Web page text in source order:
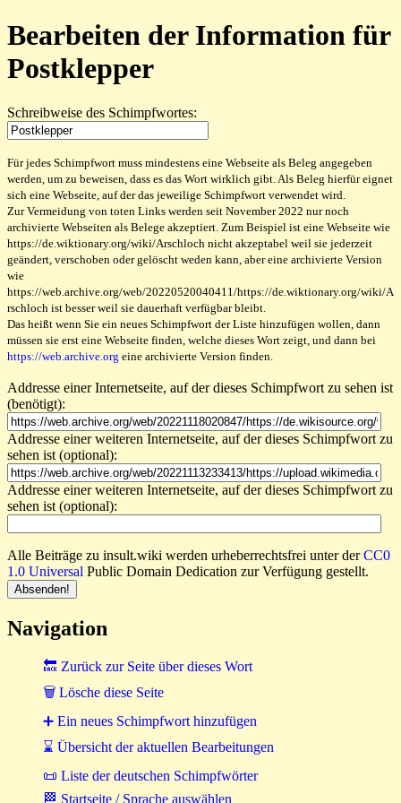
Bearbeiten der Information für
Postklepper
Schreibweise des Schimpfwortes:
Für jedes Schimpfwort muss mindestens eine Webseite als Beleg angegeben
werden, um zu beweisen, dass es das Wort wirklich gibt. Als Beleg hierfür eignet
sich eine Webseite, auf der das jeweilige Schimpfwort verwendet wird.
Zur Vermeidung von toten Links werden seit November 2022 nur noch
archivierte Webseiten als Belege akzeptiert. Zum Beispiel ist eine Webseite wie
https://de.wiktionary.org/wiki/Arschloch nicht akzeptabel weil sie jederzeit
geändert, verschoben oder gelöscht weden kann, aber eine archivierte Version
wie
https://web.archive.org/web/20220520040411/https://de.wiktionary.org/wiki/A
rschloch ist besser weil sie dauerhaft verfügbar bleibt.
Das heißt wenn Sie ein neues Schimpfwort der Liste hinzufügen wollen, dann
müssen sie erst eine Webseite finden, welche dieses Wort zeigt, und dann bei
https://web.archive.org eine archivierte Version finden.
Addresse einer Internetseite, auf der dieses Schimpfwort zu sehen ist
(benötigt):
Addresse einer weiteren Internetseite, auf der dieses Schimpfwort zu
sehen ist (optional):
Addresse einer weiteren Internetseite, auf der dieses Schimpfwort zu
sehen ist (optional):
Alle Beiträge zu insult.wiki werden urheberrechtsfrei unter derCC0
1.0 Universal Public Domain Dedication zur Verfügung gestellt.
Navigation
🔙 Zurück zur Seite über dieses Wort
🗑 Lösche diese Seite
➕ Ein neues Schimpfwort hinzufügen
⌛ Übersicht der aktuellen Bearbeitungen
📜 Liste der deutschen Schimpfwörter
🏁 Startseite / Sprache auswählen